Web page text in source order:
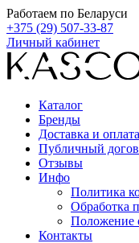
Работаем по Беларуси
+375 (29) 507-33-87
Личный кабинет
Каталог
Бренды
Доставка и оплата
Публичный
Отзывы
Инфо
Политика
Обработка
Положение
Контакты